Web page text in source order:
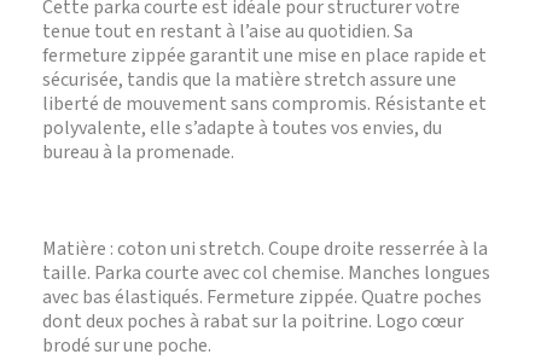
Cette parka courte est idéale pour structurer votre
tenue tout en restant à l’aise au quotidien. Sa
fermeture zippée garantit une mise en place rapide et
sécurisée, tandis que la matière stretch assure une
liberté de mouvement sans compromis. Résistante et
polyvalente, elle s’adapte à toutes vos envies, du
bureau à la promenade.
Matière : coton uni stretch. Coupe droite resserrée à la
taille. Parka courte avec col chemise. Manches longues
avec bas élastiqués. Fermeture zippée. Quatre poches
dont deux poches à rabat sur la poitrine. Logo cœur
brodé sur une poche.